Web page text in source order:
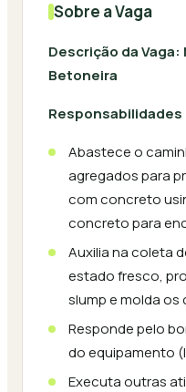
Sobre a Vaga
Descrição da
Betoneira
Responsabilidades
Abastece o
agregados para
com concreto
concreto para
Auxilia na coleta
estado fresco,
slump e molda
Responde pelo
do equipamento
Executa outras